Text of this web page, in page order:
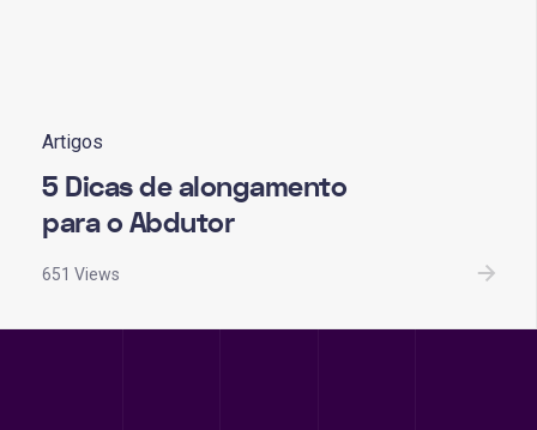
Artigos
5 Dicas de alongamento
para o Abdutor
651 Views